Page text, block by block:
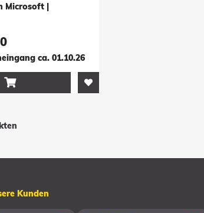
Microsoft |
ca. 01.10.26

Kunden